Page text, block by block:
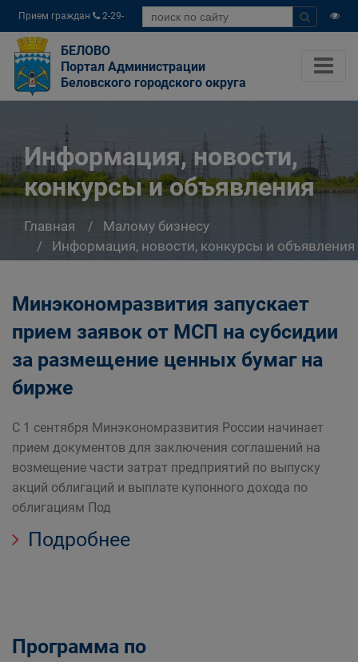
Прием граждан
2-29-
04
БЕЛОВО
Портал Администрации
Беловского городского округа
Информация, новости,
конкурсы и объявления
Главная
Малому бизнесу
Информация, новости, конкурсы и объявления
Минэкономразвития запускает
прием заявок от МСП на субсидии
за размещение ценных бумаг на
бирже
С 1 сентября Минэкономразвития России начинает
прием документов для заключения соглашений на
возмещение части затрат предприятий по выпуску
акций облигаций и выплате купонного дохода по
облигациям Под
Подробнее
Программа по